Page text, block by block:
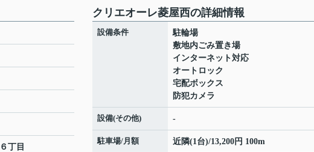
６丁目
クリエオーレ菱屋西の詳細情報
設備条件
駐輪場
敷地内ごみ置き場
インターネット対応
オートロック
宅配ボックス
防犯カメラ
設備(その他) -
駐車場/月額 近隣(1台)/13,200円 100m